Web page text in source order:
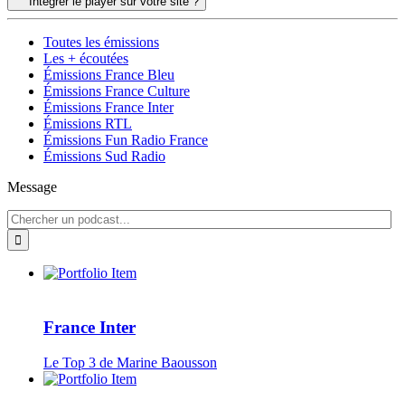
Toutes les émissions
Les + écoutées
Émissions France Bleu
Émissions France Culture
Émissions France Inter
Émissions RTL
Émissions Fun Radio France
Émissions Sud Radio
Message
France Inter
Le Top 3 de Marine Baousson